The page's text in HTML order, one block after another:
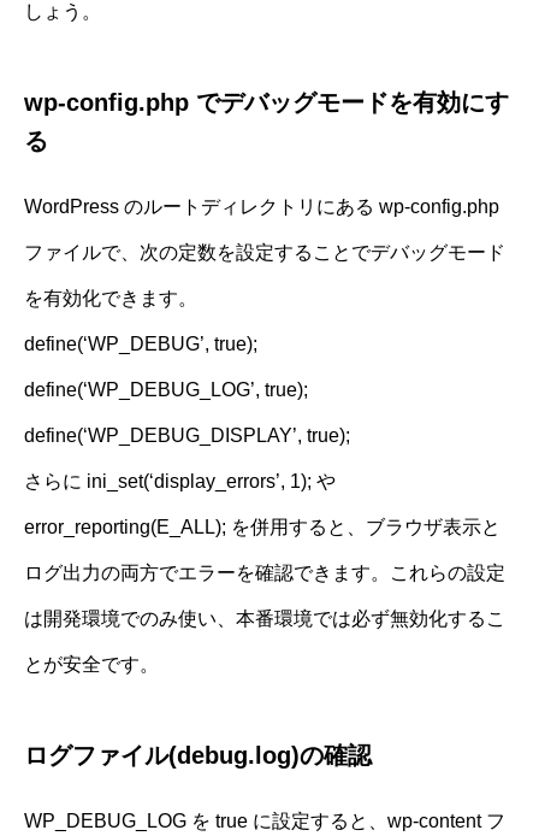
しょう。
wp-config.php でデバッグモードを有効にす
る
WordPress のルートディレクトリにある wp-config.php
ファイルで、次の定数を設定することでデバッグモード
を有効化できます。
define(‘WP_DEBUG’, true);
define(‘WP_DEBUG_LOG’, true);
define(‘WP_DEBUG_DISPLAY’, true);
さらに ini_set(‘display_errors’, 1); や
error_reporting(E_ALL); を併用すると、ブラウザ表示と
ログ出力の両方でエラーを確認できます。これらの設定
は開発環境でのみ使い、本番環境では必ず無効化するこ
とが安全です。
ログファイル(debug.log)の確認
WP_DEBUG_LOG を true に設定すると、wp-content フ